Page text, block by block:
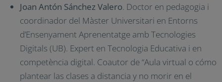
Joan Antón Sánchez Valero. Doctor en pedagogia i
coordinador del Màster Universitari en Entorns
d’Ensenyament Aprenentatge amb Tecnologies
Digitals (UB). Expert en Tecnologia Educativa i en
competència digital. Coautor de “Aula virtual o cómo
plantear las clases a distancia y no morir en el